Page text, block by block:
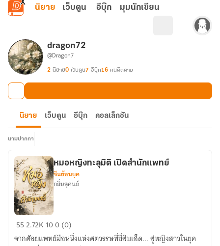
ข้ามไปยังเนื้อหาหลัก
นิยาย เว็บตูน อีบุ๊ก มุมนักเขียน
dragon72
@Dragon7
2 นิยาย0 เว็บตูน7 อีบุ๊ก16 คนติดตาม
นิยาย เว็บตูน อีบุ๊ก คอลเล็กชัน
นามปากกา
หมอ
หญิง
หมอหญิงทะลุมิติ เปิดสำนักแพทย์
จีนย้อนยุค
กลิ่นสุคนธ์
552.72K 100 (0)
จากศัลยแพทย์มือหนึ่งแห่งศตวรรษที่ยี่สิบเอ็ด... สู่หญิงสาวในยุค